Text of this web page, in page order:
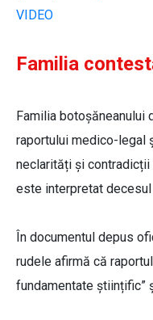
VIDEO
Familia
Familia
raportului medico-legal
neclarități și
este interpretat decesul
În documentul depus
rudele afirmă că
fundamentate științific”